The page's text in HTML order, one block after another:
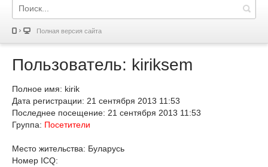
Полная версия сайта
Пользователь: kiriksem
Полное имя: kirik
Дата регистрации: 21 сентября 2013 11:53
Последнее посещение: 21 сентября 2013 11:53
Группа: Посетители
Место жительства: Буларусь
Номер ICQ: